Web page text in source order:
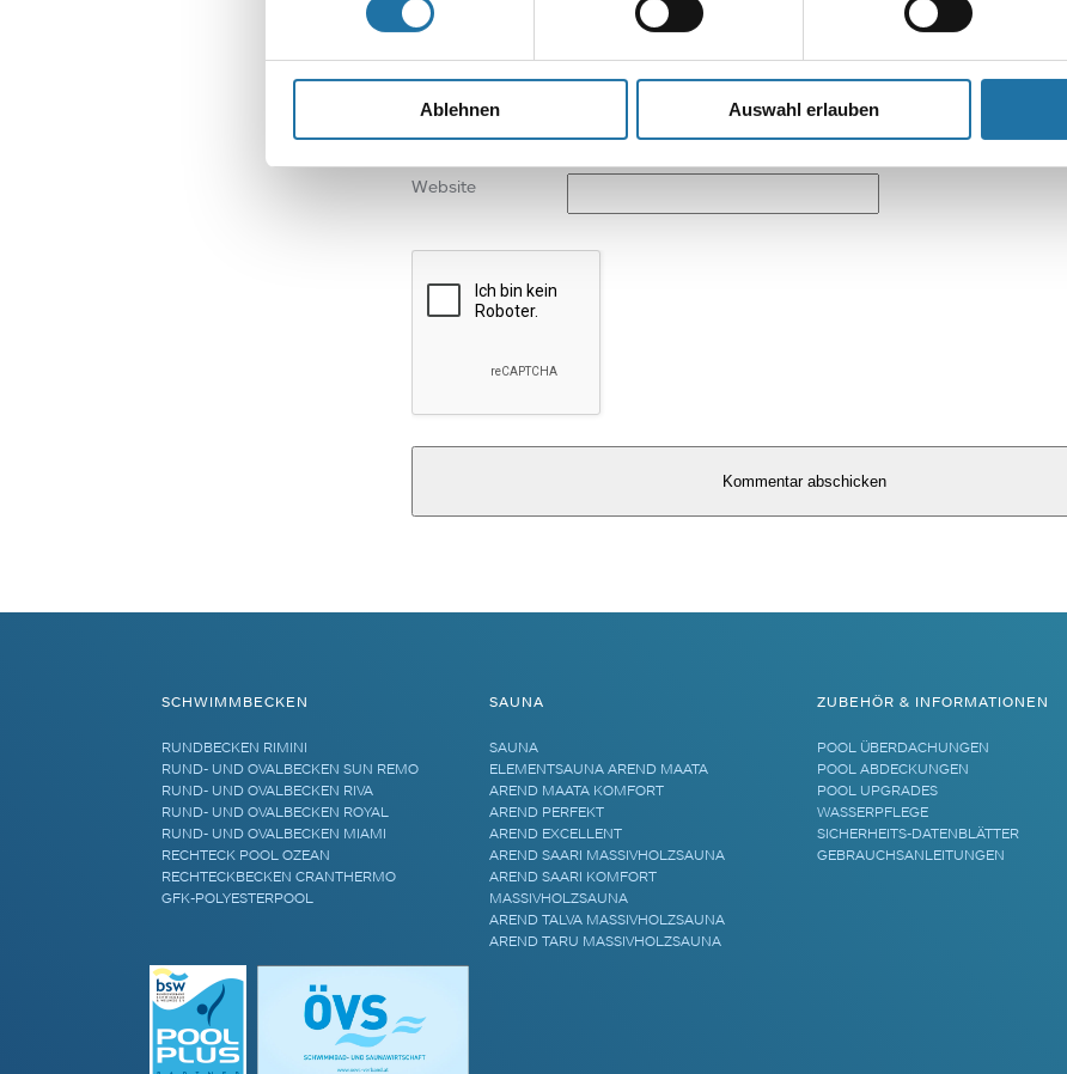
Ablehnen Auswahl erlauben
Name*
E-Mail-Adresse
Website
SCHWIMMBECKEN
RUNDBECKEN RIMINI
RUND- UND OVALBECKEN SUN REMO
RUND- UND OVALBECKEN RIVA
RUND- UND OVALBECKEN ROYAL
RUND- UND OVALBECKEN MIAMI
RECHTECK POOL OZEAN
RECHTECKBECKEN CRANTHERMO
GFK-POLYESTERPOOL
SAUNA
SAUNA
ELEMENTSAUNA AREND MAATA
AREND MAATA KOMFORT
AREND PERFEKT
AREND EXCELLENT
AREND SAARI MASSIVHOLZSAUNA
AREND SAARI KOMFORT
MASSIVHOLZSAUNA
AREND TALVA MASSIVHOLZSAUNA
AREND TARU MASSIVHOLZSAUNA
ZUBEHÖR & INFORMATIONEN
POOL ÜBERDACHUNGEN
POOL ABDECKUNGEN
POOL UPGRADES
WASSERPFLEGE
SICHERHEITS-DATENBLÄTTER
GEBRAUCHSANLEITUNGEN